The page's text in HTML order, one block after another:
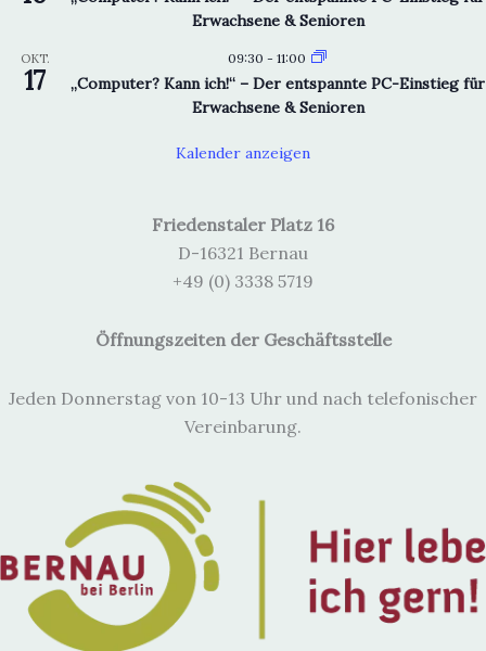
Erwachsene & Senioren
OKT.
17
09:30 - 11:00
„Computer? Kann ich!“ – Der entspannte PC-Einstieg für
Erwachsene & Senioren
Kalender anzeigen
Friedenstaler Platz 16
D-16321 Bernau
+49 (0) 3338 5719
Öffnungszeiten der Geschäftsstelle
Jeden Donnerstag von 10-13 Uhr und nach telefonischer
Vereinbarung.